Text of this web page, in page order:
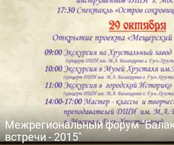
Межрегиональный форум
встречи - 2015"